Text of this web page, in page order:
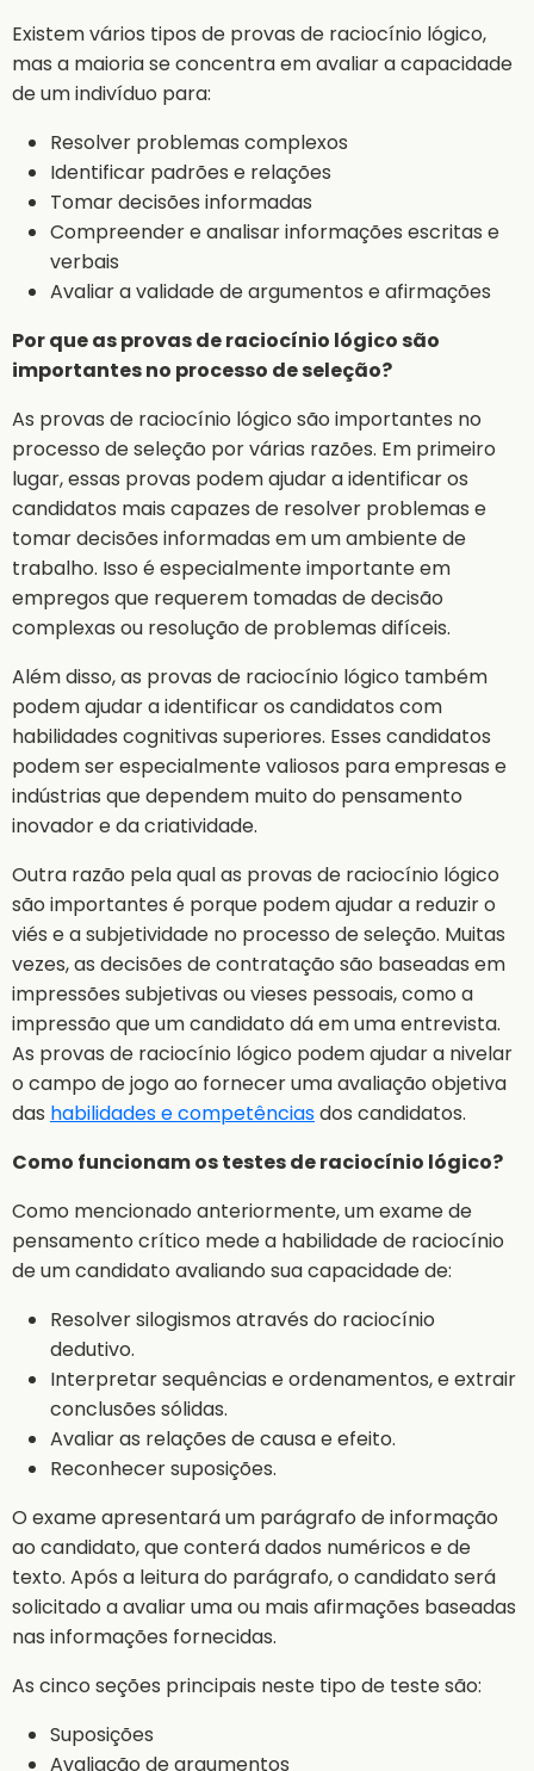
Existem vários tipos de provas de raciocínio lógico,
mas a maioria se concentra em avaliar a capacidade
de um indivíduo para:
Resolver problemas complexos
Identificar padrões e relações
Tomar decisões informadas
Compreender e analisar informações escritas e
verbais
Avaliar a validade de argumentos e afirmações
Por que as provas de raciocínio lógico são
importantes no processo de seleção?
As provas de raciocínio lógico são importantes no
processo de seleção por várias razões. Em primeiro
lugar, essas provas podem ajudar a identificar os
candidatos mais capazes de resolver problemas e
tomar decisões informadas em um ambiente de
trabalho. Isso é especialmente importante em
empregos que requerem tomadas de decisão
complexas ou resolução de problemas difíceis.
Além disso, as provas de raciocínio lógico também
podem ajudar a identificar os candidatos com
habilidades cognitivas superiores. Esses candidatos
podem ser especialmente valiosos para empresas e
indústrias que dependem muito do pensamento
inovador e da criatividade.
Outra razão pela qual as provas de raciocínio lógico
são importantes é porque podem ajudar a reduzir o
viés e a subjetividade no processo de seleção. Muitas
vezes, as decisões de contratação são baseadas em
impressões subjetivas ou vieses pessoais, como a
impressão que um candidato dá em uma entrevista.
As provas de raciocínio lógico podem ajudar a nivelar
o campo de jogo ao fornecer uma avaliação objetiva
das habilidades e competênciasdos candidatos.
Como funcionam os testes de raciocínio lógico?
Como mencionado anteriormente, um exame de
pensamento crítico mede a habilidade de raciocínio
de um candidato avaliando sua capacidade de:
Resolver silogismos através do raciocínio
dedutivo.
Interpretar sequências e ordenamentos, e extrair
conclusões sólidas.
Avaliar as relações de causa e efeito.
Reconhecer suposições.
O exame apresentará um parágrafo de informação
ao candidato, que conterá dados numéricos e de
texto. Após a leitura do parágrafo, o candidato será
solicitado a avaliar uma ou mais afirmações baseadas
nas informações fornecidas.
As cinco seções principais neste tipo de teste são:
Suposições
Avaliação de argumentos